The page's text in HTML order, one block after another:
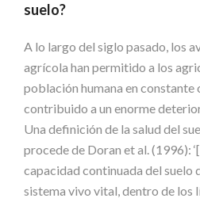
suelo?
A lo largo del siglo pasado, los
agrícola han permitido a los
población humana en constante
contribuido a un enorme
Una definición de la salud del
procedede Doran etal.(1996):
capacidad continuada del suelo
sistema vivo vital,dentro de los